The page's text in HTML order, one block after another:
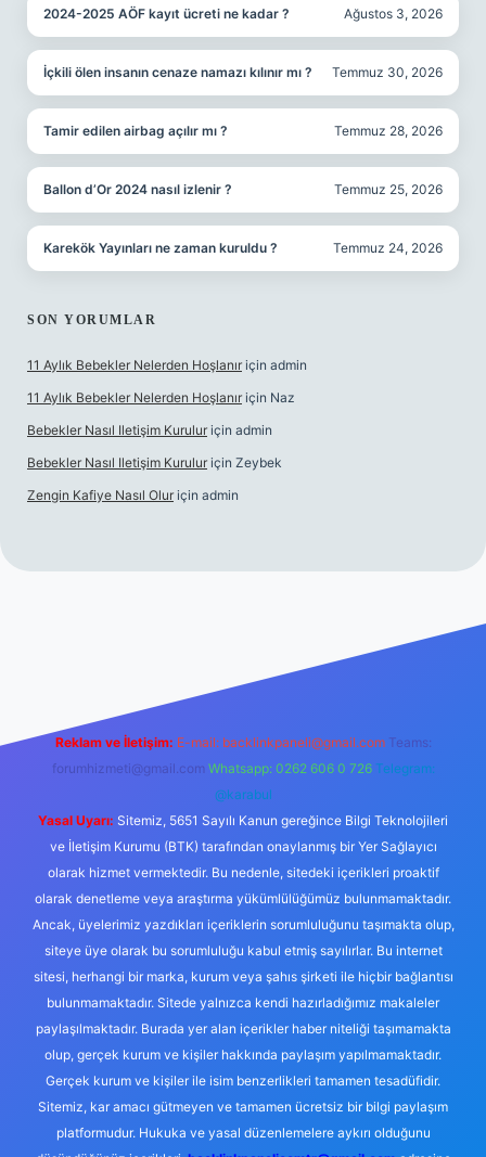
2024-2025 AÖF kayıt ücreti ne kadar ? Ağustos 3, 2026
İçkili ölen insanın cenaze namazı kılınır mı ? Temmuz 30, 2026
Tamir edilen airbag açılır mı ? Temmuz 28, 2026
Ballon d’Or 2024 nasıl izlenir ? Temmuz 25, 2026
Karekök Yayınları ne zaman kuruldu ? Temmuz 24, 2026
SON YORUMLAR
11 Aylık Bebekler Nelerden Hoşlanır için admin
11 Aylık Bebekler Nelerden Hoşlanır için Naz
Bebekler Nasıl Iletişim Kurulur için admin
Bebekler Nasıl Iletişim Kurulur için Zeybek
Zengin Kafiye Nasıl Olur için admin
Reklam ve İletişim: E-mail: backlinkpaneli@gmail.com Teams:
forumhizmeti@gmail.com Whatsapp: 0262 606 0 726 Telegram:
@karabul
Yasal Uyarı: Sitemiz, 5651 Sayılı Kanun gereğince Bilgi Teknolojileri
ve İletişim Kurumu (BTK) tarafından onaylanmış bir Yer Sağlayıcı
olarak hizmet vermektedir. Bu nedenle, sitedeki içerikleri proaktif
olarak denetleme veya araştırma yükümlülüğümüz bulunmamaktadır.
Ancak, üyelerimiz yazdıkları içeriklerin sorumluluğunu taşımakta olup,
siteye üye olarak bu sorumluluğu kabul etmiş sayılırlar. Bu internet
sitesi, herhangi bir marka, kurum veya şahıs şirketi ile hiçbir bağlantısı
bulunmamaktadır. Sitede yalnızca kendi hazırladığımız makaleler
paylaşılmaktadır. Burada yer alan içerikler haber niteliği taşımamakta
olup, gerçek kurum ve kişiler hakkında paylaşım yapılmamaktadır.
Gerçek kurum ve kişiler ile isim benzerlikleri tamamen tesadüfidir.
Sitemiz, kar amacı gütmeyen ve tamamen ücretsiz bir bilgi paylaşım
platformudur. Hukuka ve yasal düzenlemelere aykırı olduğunu